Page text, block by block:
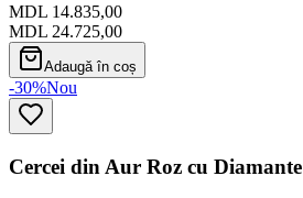
MDL 14.835,00
MDL 24.725,00
Adaugă în coș
-30%Nou
Cercei din Aur Roz cu